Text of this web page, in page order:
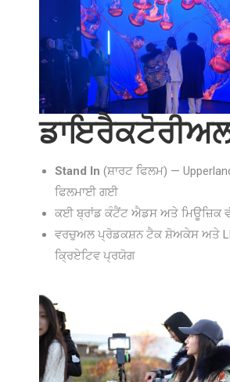
Stand In (ਸ਼ਾਰਟ ਫਿਲਮ) —
ਫਿਲਮਾਈ ਗਈ
ਕਈ ਬ੍ਰਾਂਡ ਕੰਟੈਂਟ ਐਡਸ ਅਤੇ ਮਿਊਜ਼ਿਕ
ਵਰਚੁਅਲ ਪ੍ਰੋਡਕਸ਼ਨ ਟੈਕ ਸ਼ੋਅਕੇਸ ਅਤੇ
ਕ੍ਰਿਏਟਿਵ ਪ੍ਰਯੋਗ